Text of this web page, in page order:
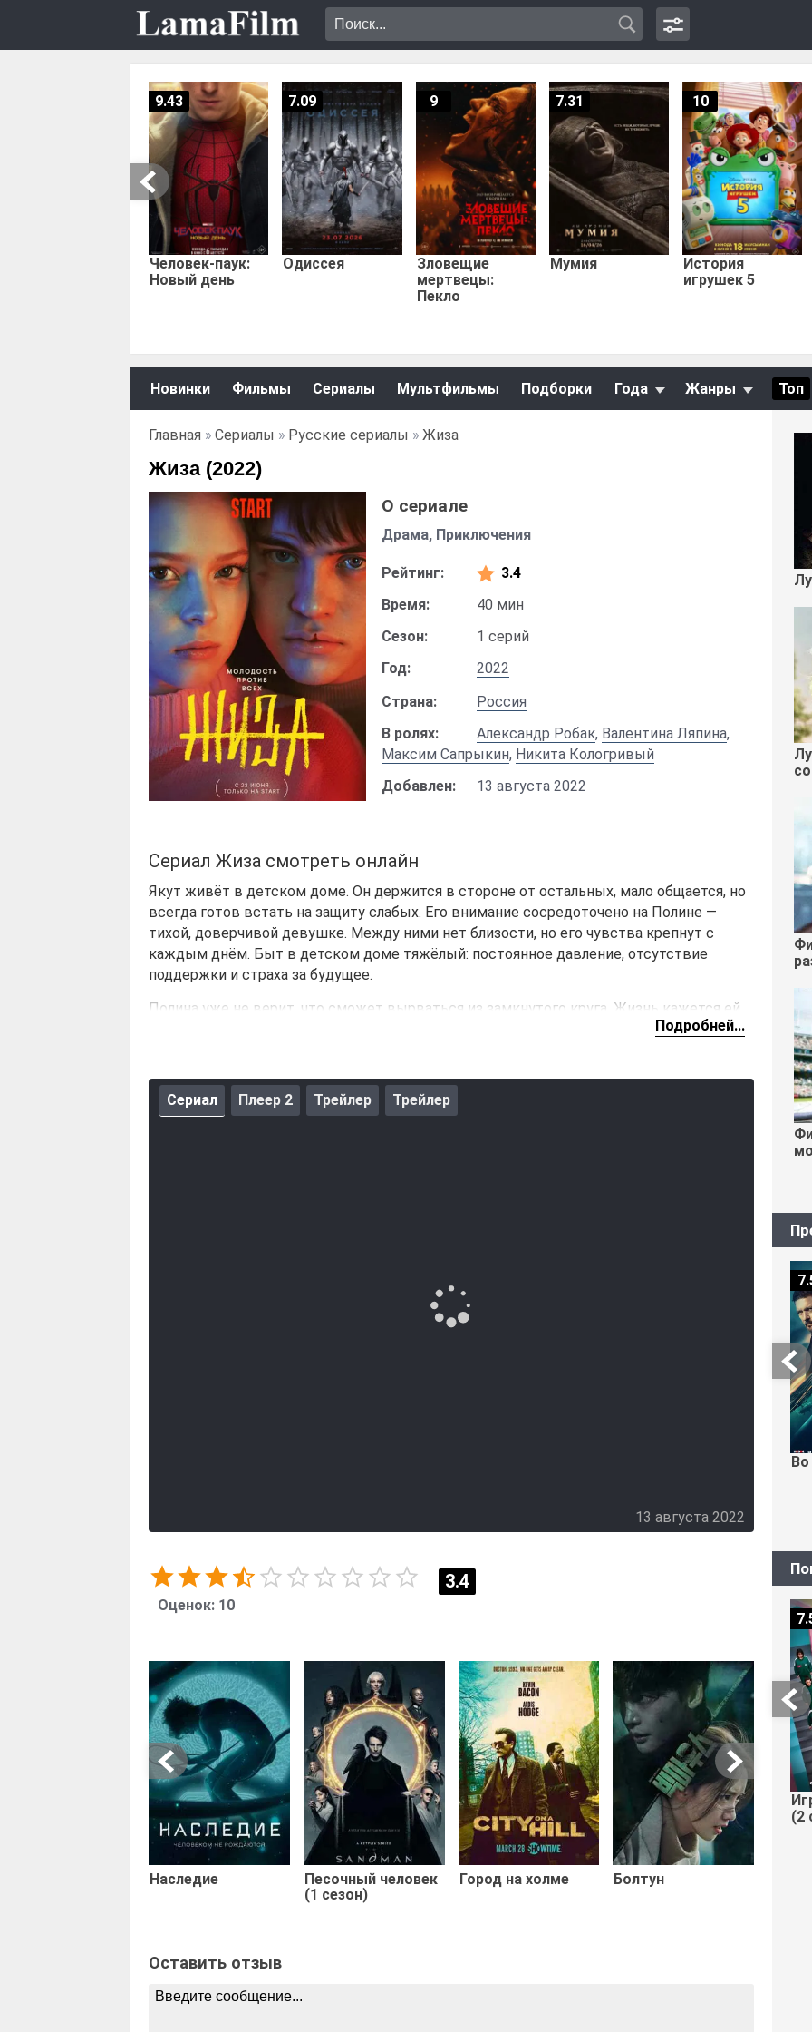
Человек-паук:
Новый день
9.43
Одиссея
7.09
Зловещие
мертвецы:
Пекло
9
Мумия
7.31
История
игрушек 5
10
Новинки Фильмы Сериалы Мультфильмы Подборки Года Жанры Топ
Главная » Сериалы » Русские сериалы » Жиза
Жиза (2022)
О сериале
Драма, Приключения
Рейтинг:
3.4
Время:
40 мин
Сезон:
1 серий
Год:
2022
Страна:
Россия
В ролях:
Александр Робак, Валентина Ляпина,
Максим Сапрыкин, Никита Кологривый
Добавлен:
13 августа 2022
Сериал Жиза смотреть онлайн
Якут живёт в детском доме. Он держится в стороне от остальных, мало общается, но
всегда готов встать на защиту слабых. Его внимание сосредоточено на Полине —
тихой, доверчивой девушке. Между ними нет близости, но его чувства крепнут с
каждым днём. Быт в детском доме тяжёлый: постоянное давление, отсутствие
поддержки и страха за будущее.
Полина уже не верит, что сможет вырваться из замкнутого круга. Жизнь кажется ей
тупиком. Но однажды она решается на отчаянный шаг — сбежать. Вместе они
Дорога к свободе будет сложной. Каждый день — борьба за выживание. Между
Подробней...
Сериал Плеер 2 Трейлер Трейлер
13 августа 2022
3.4
Оценок: 10
Наследие
Песочный человек
(1 сезон)
Город на холме Болтун
Оставить отзыв
Во
(2